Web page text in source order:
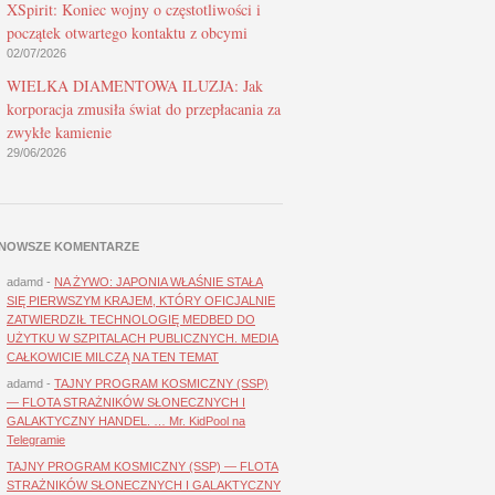
XSpirit: Koniec wojny o częstotliwości i
początek otwartego kontaktu z obcymi
02/07/2026
WIELKA DIAMENTOWA ILUZJA: Jak
korporacja zmusiła świat do przepłacania za
zwykłe kamienie
29/06/2026
KOMENTARZE
adamd - NA ŻYWO: JAPONIA WŁAŚNIE STAŁA
SIĘ PIERWSZYM KRAJEM, KTÓRY OFICJALNIE
ZATWIERDZIŁ TECHNOLOGIĘ MEDBED DO
UŻYTKU W SZPITALACH PUBLICZNYCH. MEDIA
CAŁKOWICIE MILCZĄ NA TEN TEMAT
adamd - TAJNY PROGRAM KOSMICZNY (SSP)
— FLOTA STRAŻNIKÓW SŁONECZNYCH I
GALAKTYCZNY HANDEL. … Mr. KidPool na
Telegramie
TAJNY PROGRAM KOSMICZNY (SSP) — FLOTA
STRAŻNIKÓW SŁONECZNYCH I GALAKTYCZNY